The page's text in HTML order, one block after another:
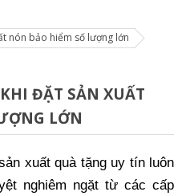
nón bảo hiểm số lượng lớn
ĐẶT SẢN XUẤT
LỚN
xuất quà tặng uy tín luôn
nghiêm ngặt từ các cấp